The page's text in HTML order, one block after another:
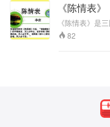
倒对方。这首
手法，刻画了
子形象，洋溢
同时也反映出
《陈情表》
《陈情表》是
帝的奏章。文
明自己与祖母
了感谢朝廷的
命的苦衷，辞
读李密《陈情
武帝看了此表
人，并命郡县
82